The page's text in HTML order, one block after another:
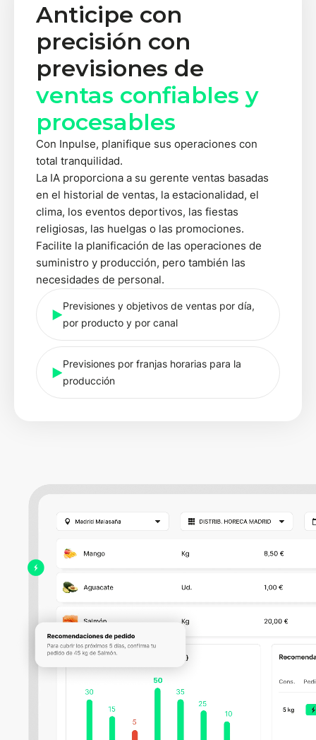
Anticipe con
precisión con
previsiones de
ventas confiables y
procesables
Con Inpulse, planifique sus operaciones con
total tranquilidad.
La IA proporciona a su gerente ventas basadas
en el historial de ventas, la estacionalidad, el
clima, los eventos deportivos, las fiestas
religiosas, las huelgas o las promociones.
Facilite la planificación de las operaciones de
suministro y producción, pero también las
necesidades de personal.
Previsiones y objetivos de ventas por día,
por producto y por canal
Previsiones por franjas horarias para la
producción